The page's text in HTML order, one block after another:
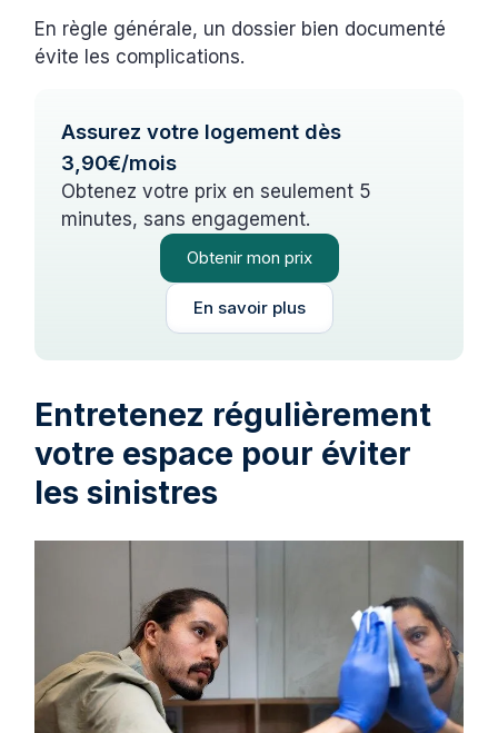
En règle générale, un dossier bien documenté
évite les complications.
Assurez votre logement dès
3,90€/mois
Obtenez votre prix en seulement 5
minutes, sans engagement.
Obtenir mon prix
En savoir plus
Entretenez régulièrement
votre espace pour éviter
les sinistres